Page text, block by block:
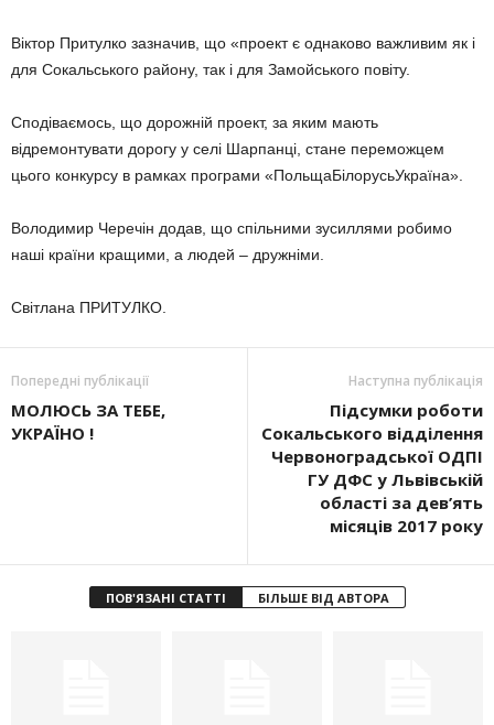
Віктор Притулко зазначив, що «проект є однаково важливим як і
для Сокальського району, так і для Замойського повіту.
Сподіваємось, що дорожній проект, за яким мають
відремонтувати дорогу у селі Шарпанці, стане переможцем
цього конкурсу в рамках програми «ПольщаБілорусьУкраїна».
Володимир Черечін додав, що спільними зусиллями робимо
наші країни кращими, а людей – дружніми.
Світлана ПРИТУЛКО.
Попередні публікації
МОЛЮСЬ ЗА ТЕБЕ,
УКРАЇНО !
Наступна публікація
Підсумки роботи
Cокальського відділення
Червоноградської ОДПІ
ГУ ДФС у Львівській
області за дев’ять
місяців 2017 року
ПОВ'ЯЗАНІ СТАТТІ БІЛЬШЕ ВІД АВТОРА